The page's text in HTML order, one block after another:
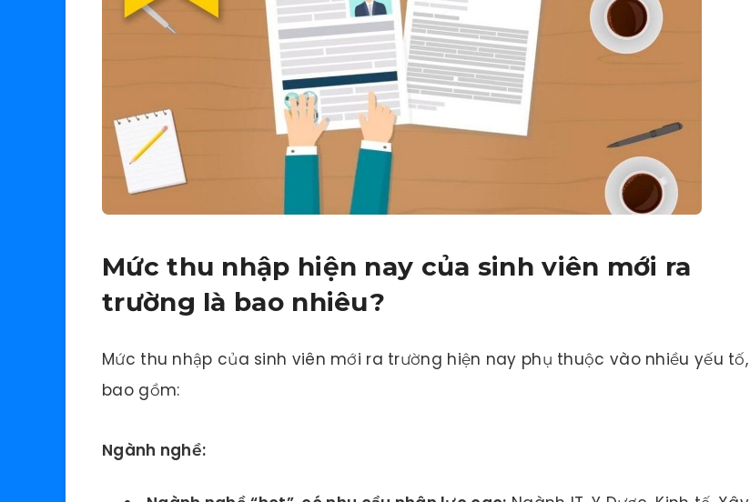
Mức thu nhập hiện nay của sinh viên mới ra
trường là bao nhiêu?
Mức thu nhập của sinh viên mới ra trường hiện nay phụ thuộc vào nhiều yếu tố,
bao gồm:
Ngành nghề: